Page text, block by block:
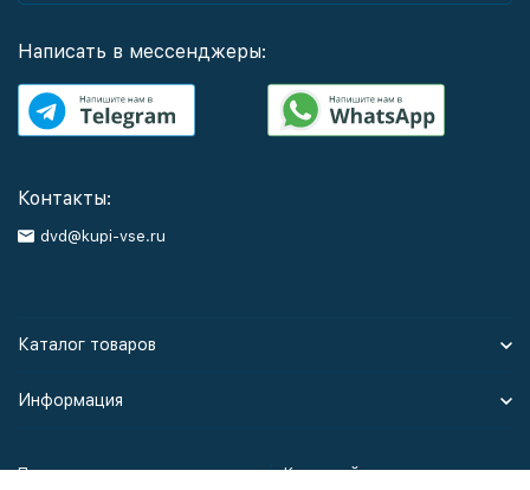
Написать в мессенджеры:
Контакты:
dvd@kupi-vse.ru
Каталог товаров
Информация
Политика персональных данных Карта сайта